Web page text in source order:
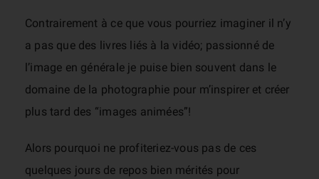
Contrairement à ce que vous pourriez imaginer il n’y
a pas que des livres liés à la vidéo; passionné de
l’image en générale je puise bien souvent dans le
domaine de la photographie pour m’inspirer et créer
plus tard des “images animées”!
Alors pourquoi ne profiteriez-vous pas de ces
quelques jours de repos bien mérités pour